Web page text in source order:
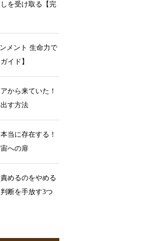
を受け取る【完
メント 生命力で
イド】
から来ていた！
す方法
当に存在する！
への扉
めるのをやめる
断を手放す3つ